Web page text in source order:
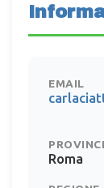
EMAIL
Roma